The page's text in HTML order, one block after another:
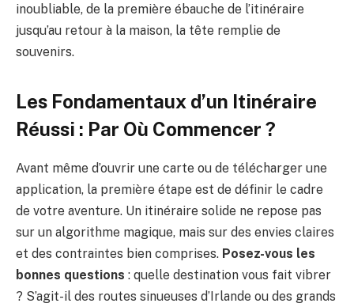
inoubliable, de la première ébauche de l’itinéraire
jusqu’au retour à la maison, la tête remplie de
souvenirs.
Les Fondamentaux d’un Itinéraire
Réussi : Par Où Commencer ?
Avant même d’ouvrir une carte ou de télécharger une
application, la première étape est de définir le cadre
de votre aventure. Un itinéraire solide ne repose pas
sur un algorithme magique, mais sur des envies claires
et des contraintes bien comprises. Posez-vous les
bonnes questions : quelle destination vous fait vibrer
? S’agit-il des routes sinueuses d’Irlande ou des grands